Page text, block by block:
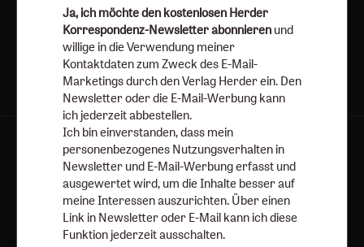
Jetzt anmelden
AGB und Widerrufsbelehrung
Datenschutz
Barrierefreiheit
Impressum
Vertrag widerrufen Abo online kündigen
Ja, ich möchte den kostenlosen Herder
Korrespondenz-Newsletter abonnieren und
willige in die Verwendung meiner
Kontaktdaten zum Zweck des E-Mail-
Marketings durch den Verlag Herder ein. Den
Newsletter oder die E-Mail-Werbung kann
ich jederzeit abbestellen.
Ich bin einverstanden, dass mein
personenbezogenes Nutzungsverhalten in
Newsletter und E-Mail-Werbung erfasst und
ausgewertet wird, um die Inhalte besser auf
meine Interessen auszurichten. Über einen
Link in Newsletter oder E-Mail kann ich diese
Funktion jederzeit ausschalten.